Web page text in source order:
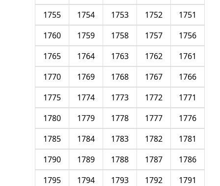
1751
1752
1753
1754
1755
1756
1757
1758
1759
1760
1761
1762
1763
1764
1765
1766
1767
1768
1769
1770
1771
1772
1773
1774
1775
1776
1777
1778
1779
1780
1781
1782
1783
1784
1785
1786
1787
1788
1789
1790
1791
1792
1793
1794
1795